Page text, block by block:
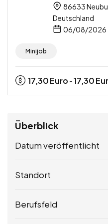
86633
Deutschland
06/08/2026
Minijob
17,30Euro -17,30
Überblick
Datum veröffentlicht
Standort
Berufsfeld